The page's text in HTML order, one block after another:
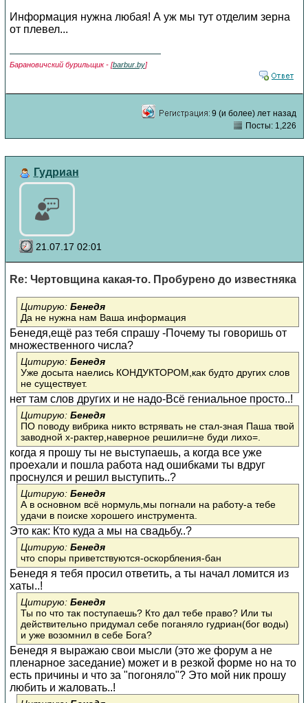
Информация нужна любая! А уж мы тут отделим зерна
от плевел...
Барановичский бурильщик - [barbur.by]
9 (и более) лет назад
Посты: 1,226
Гудриан
21.07.17 02:01
Re: Чертовщина какая-то. Пробурено до известняка
Цитирую: Бенедя
Да не нужна нам Ваша информация
Бенедя,ещё раз тебя спрашу -Почему ты говоришь от
множественного числа?
Цитирую: Бенедя
Уже досыта наелись КОНДУКТОРОМ,как будто других слов
не существует.
нет там слов других и не надо-Всё гениальное просто..!
Цитирую: Бенедя
ПО поводу вибрика никто встрявать не стал-зная Паша твой
заводной х-рактер,наверное решили=не буди лихо=.
когда я прошу ты не выступаешь, а когда все уже
проехали и пошла работа над ошибками ты вдруг
проснулся и решил выступить..?
Цитирую: Бенедя
А в основном всё нормуль,мы погнали на работу-а тебе
удачи в поиске хорошего инструмента.
Это как: Кто куда а мы на свадьбу..?
Цитирую: Бенедя
что споры приветствуются-оскорбления-бан
Бенедя я тебя просил ответить, а ты начал ломится из
хаты..!
Цитирую: Бенедя
Ты по что так поступаешь? Кто дал тебе право? Или ты
действительно придумал себе поганяло гудриан(бог воды)
и уже возомнил в себе Бога?
Бенедя я выражаю свои мысли (это же форум а не
пленарное заседание) может и в резкой форме но на то
есть причины и что за "погоняло"? Это мой ник прошу
любить и жаловать..!